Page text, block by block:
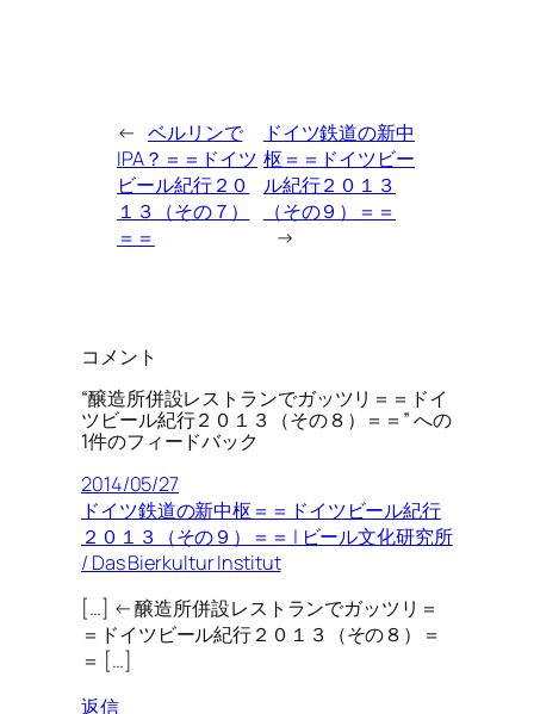
← ベルリンで
IPA？＝＝ドイツ
ビール紀行２０
１３（その７）
＝＝
ドイツ鉄道の新中
枢＝＝ドイツビー
ル紀行２０１３
（その９）＝＝
→
コメント
“醸造所併設レストランでガッツリ＝＝ドイ
ツビール紀行２０１３（その８）＝＝” への
1件のフィードバック
2014/05/27
ドイツ鉄道の新中枢＝＝ドイツビール紀行
２０１３（その９）＝＝ | ビール文化研究所
/ Das Bierkultur Institut
[…] ← 醸造所併設レストランでガッツリ＝
＝ドイツビール紀行２０１３（その８）＝
＝ […]
返信